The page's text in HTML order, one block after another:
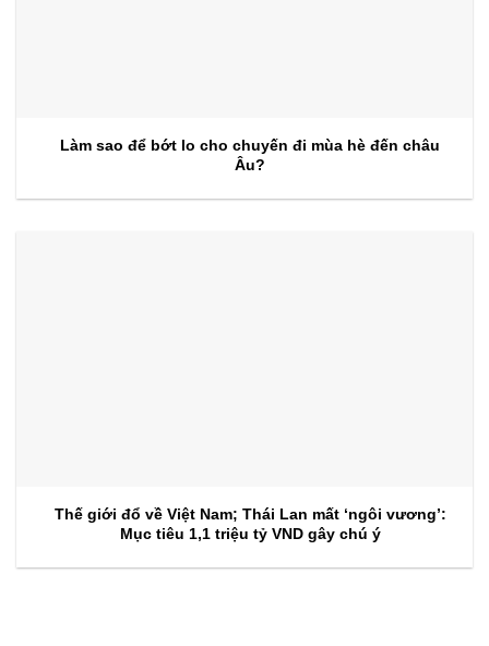
Làm sao để bớt lo cho chuyến đi mùa hè đến châu
Âu?
Thế giới đổ về Việt Nam; Thái Lan mất ‘ngôi vương’:
Mục tiêu 1,1 triệu tỷ VND gây chú ý